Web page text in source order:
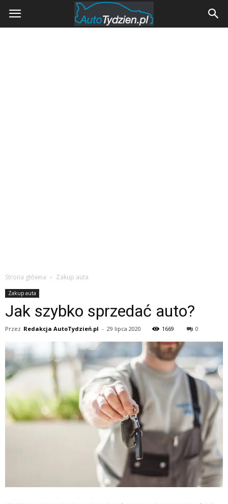
AutoTydzien.pl
Strona główna Zakup auta
Zakup auta
Jak szybko sprzedać auto?
Przez Redakcja AutoTydzień.pl - 29 lipca 2020 1669 0